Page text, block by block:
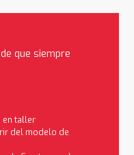
que siempre
en taller
del modelo de